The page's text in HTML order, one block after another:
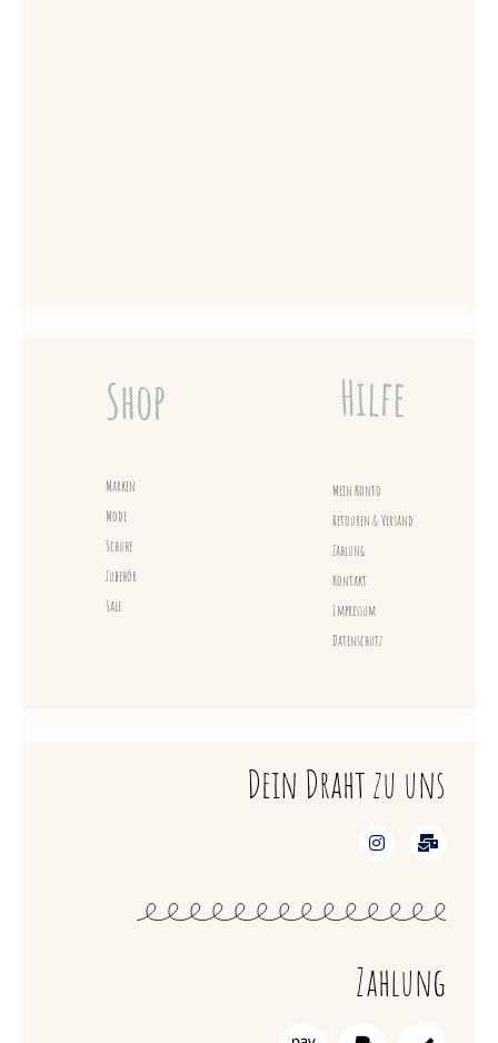
Shop
Marken
Mode
Schuhe
Zubehör
Sale
Hilfe
Mein Konto
Retouren & Versand
Zahlung
Kontakt
Impressum
Datenschutz
Dein Draht zu uns
Zahlung